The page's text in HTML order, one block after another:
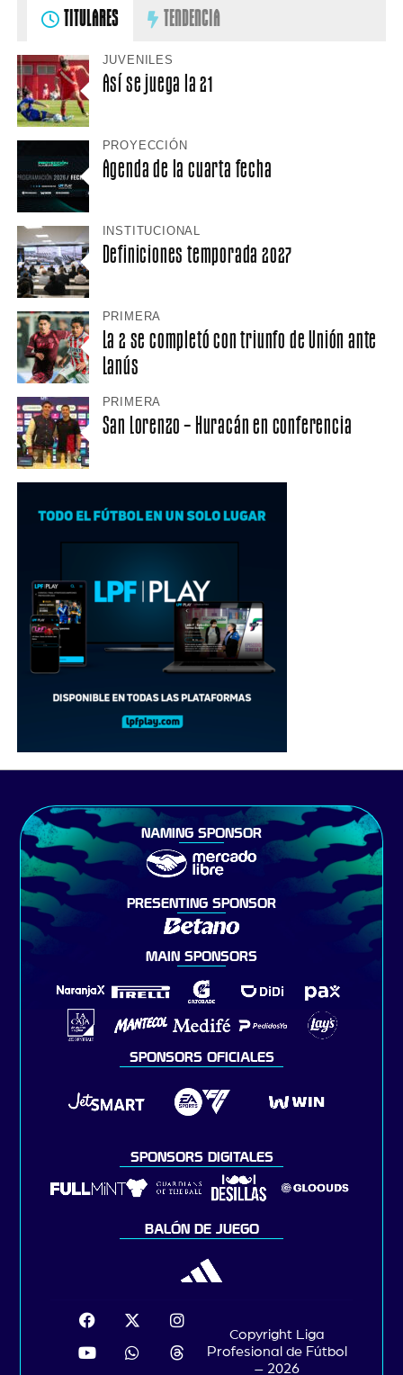
TITULARES TENDENCIA
JUVENILES
Así se juega la 21
PROYECCIÓN
Agenda de la cuarta fecha
INSTITUCIONAL
Definiciones temporada 2027
PRIMERA
La 2 se completó con triunfo de Unión ante
Lanús
PRIMERA
San Lorenzo – Huracán en conferencia
NAMING SPONSOR
PRESENTING SPONSOR
MAIN SPONSORS
SPONSORS OFICIALES
SPONSORS DIGITALES
BALÓN DE JUEGO
Copyright Liga
Profesional de Fútbol
– 2026